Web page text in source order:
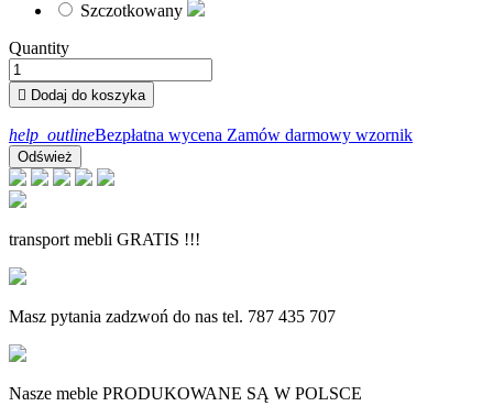
Szczotkowany
Quantity
 Dodaj do koszyka
help_outlineBezpłatna wycena Zamów darmowy wzornik
transport mebli GRATIS !!!
Masz pytania zadzwoń do nas tel. 787 435 707
Nasze meble PRODUKOWANE SĄ W POLSCE